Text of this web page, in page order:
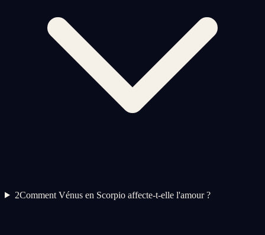
2Comment Vénus en Scorpio affecte-t-elle l'amour ?